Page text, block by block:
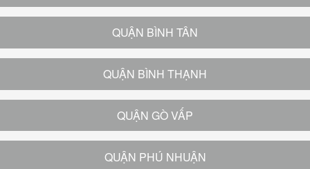
QUẬN BÌNH TÂN
QUẬN BÌNH THẠNH
QUẬN GÒ VẤP
QUẬN PHÚ NHUẬN